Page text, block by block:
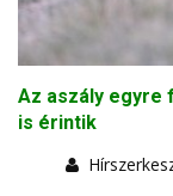
Az aszály egyre
is érintik